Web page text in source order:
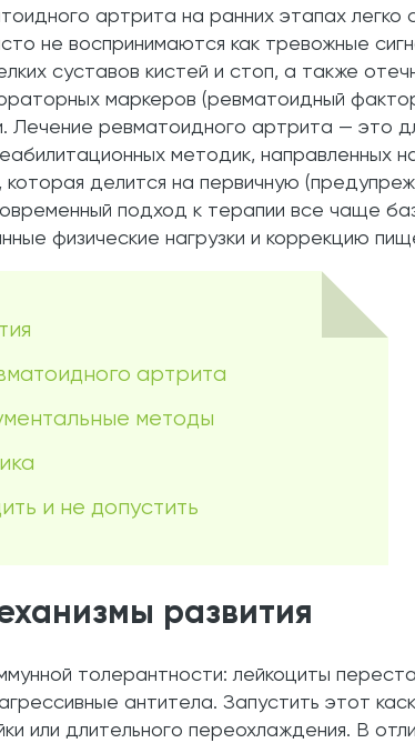
артрита на ранних этапах
не воспринимаются как тревожные
суставов кистей и стоп, а также
маркеров (ревматоидный
Лечение ревматоидного артрита — это
методик, направленных
делится на первичную
подход к терапии все чаще
физические нагрузки и коррекцию
артрита
методы
и не допустить
развития
толерантности: лейкоциты
антитела. Запустить этот
или длительного переохлаждения. В